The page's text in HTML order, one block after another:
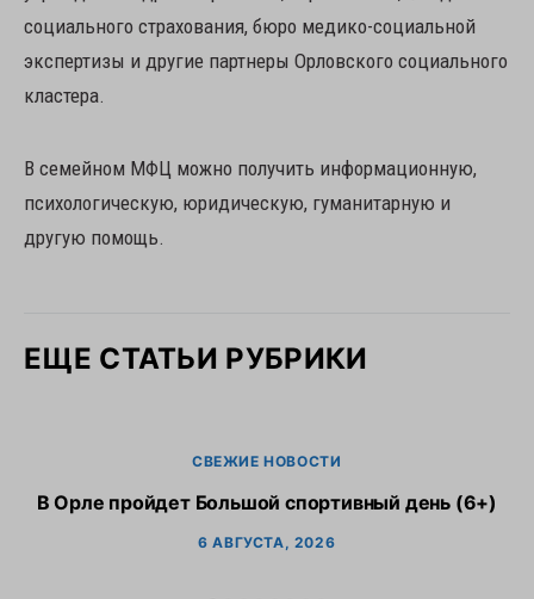
социального страхования, бюро медико-социальной
экспертизы и другие партнеры Орловского социального
кластера.
В семейном МФЦ можно получить информационную,
психологическую, юридическую, гуманитарную и
другую помощь.
ЕЩЕ СТАТЬИ РУБРИКИ
СВЕЖИЕ НОВОСТИ
В Орле пройдет Большой спортивный день (6+)
6 АВГУСТА, 2026